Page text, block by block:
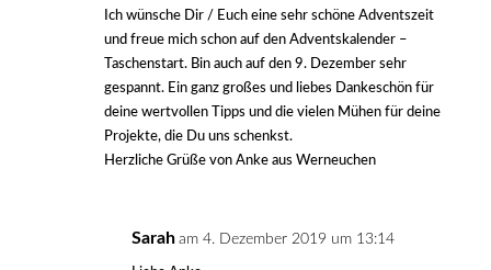
Ich wünsche Dir / Euch eine sehr schöne Adventszeit
und freue mich schon auf den Adventskalender –
Taschenstart. Bin auch auf den 9. Dezember sehr
gespannt. Ein ganz großes und liebes Dankeschön für
deine wertvollen Tipps und die vielen Mühen für deine
Projekte, die Du uns schenkst.
Herzliche Grüße von Anke aus Werneuchen
Sarah am 4. Dezember 2019 um 13:14